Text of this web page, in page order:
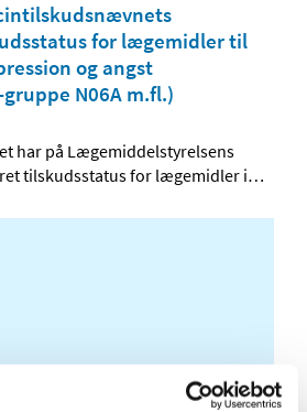
for lægemidler til
og angst
N06A m.fl.)
har på Lægemiddelstyrelsens
tilskudsstatus for lægemidler i…